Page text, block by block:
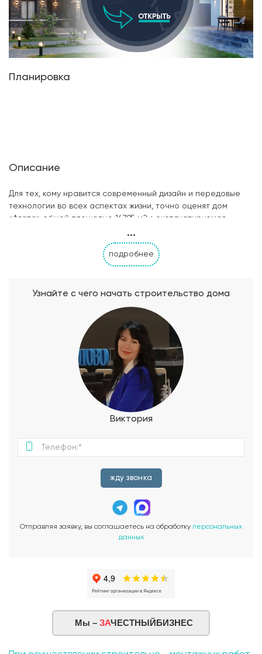
Планировка
Описание
Для тех, кому нравится современный дизайн и передовые
технологии во всех аспектах жизни, точно оценят дом
«Агата» общей площадью 147.95 м2 + эксплуатируемая
тек, выглядит стильно и современно благодаря
использованию прямых линий, больших окон и
минималистичных форм. Этот стиль подчеркивает
и уютное пространство. На первом этаже расположены
пространство позволяет легко организовать семейные
обеды и вечеринки с друзьями. Большие окна наполняют
комнату естественным светом и создают ощущение
единства с окружающим миром. Здесь также находятся два
санузла, топочная и кабинет, который станет идеальным
местом для работы или учебы, позволяя сосредоточиться на
важных делах. На втором этаже вы найдете три спальни,
одна из которых является мастер-спальней. Эта уютная
комната предлагает пространство для отдыха и уединения,
удобства. Две дополнительные спальни прекрасно
подойдут для детей или гостей, обеспечивая каждому свою
кровля — это универсальное пространство, которое
открывает множество возможностей для использования, от
создания сада и организации зон отдыха до практичного
размещения автомобиля. Дом «Агата» станет вашим личным
оазисом, где вы сможете наслаждаться каждым моментом
жизни, потому что он сочетает в себе комфорт,
...
подробнее
Узнайте с чего начать строительство дома
Виктория
жду звонка
Отправляя заявку, вы соглашаетесь на обработку персональных
данных
Мы – ЗАЧЕСТНЫЙБИЗНЕС